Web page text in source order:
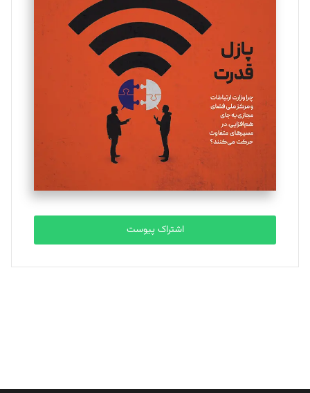
یسنا امان‌پور
تحریریه
ملینا جعفری
تحریریه
مصطفی مسجدی آرانی
تحریریه
بابک نقاش
تحریریه
اشتراک پیوست